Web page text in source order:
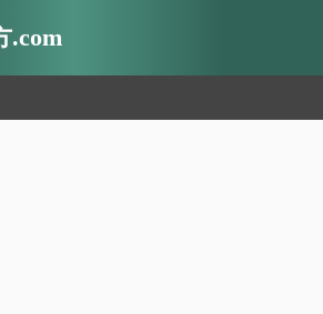
.com